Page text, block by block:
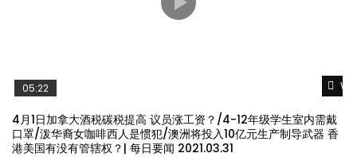
05:22
4月1日加拿大酒税碳税提高 议员涨工资？/4-12年级学生室内需戴
口罩/泼华裔女咖啡西人是惯犯/澳洲将投入10亿元生产制导武器 香
港美国有没有管辖权？| 每日要闻 2021.03.31